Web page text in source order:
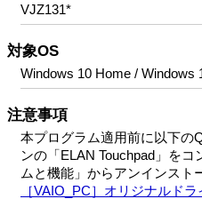
VJZ131*
対象OS
Windows 10 Home / Windows
注意事項
本プログラム適用前に以下の
ンの「ELAN Touchpad」を
ムと機能」からアンインスト
［VAIO_PC］オリジナルド